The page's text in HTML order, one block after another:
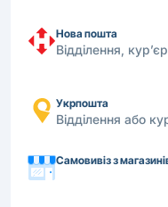
Нова пошта
Відділення,
Укрпошта
Відділення або
Самовивіз з